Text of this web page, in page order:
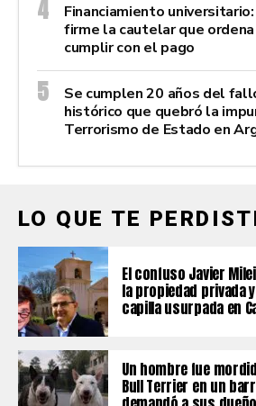
Financiamiento
firme la cautelar que
cumplir con el pago
Se cumplen 20 años del
histórico que quebró la
Terrorismo de Estado en
LO QUE TE
El confuso Javier
la propiedad privada
capilla usurpada en
Un hombre fue
Bull Terrier en un